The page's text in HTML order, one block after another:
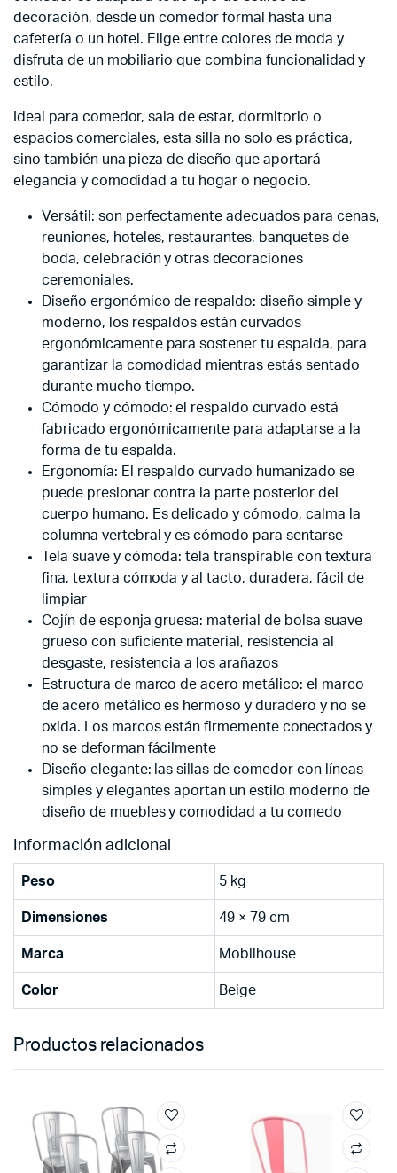
decoración, desde un comedor formal hasta una
cafetería o un hotel. Elige entre colores de moda y
disfruta de un mobiliario que combina funcionalidad y
estilo.
Ideal para comedor, sala de estar, dormitorio o
espacios comerciales, esta silla no solo es práctica,
sino también una pieza de diseño que aportará
elegancia y comodidad a tu hogar o negocio.
Versátil: son perfectamente adecuados para cenas,
reuniones, hoteles, restaurantes, banquetes de
boda, celebración y otras decoraciones
ceremoniales.
Diseño ergonómico de respaldo: diseño simple y
moderno, los respaldos están curvados
ergonómicamente para sostener tu espalda, para
garantizar la comodidad mientras estás sentado
durante mucho tiempo.
Cómodo y cómodo: el respaldo curvado está
fabricado ergonómicamente para adaptarse a la
forma de tu espalda.
Ergonomía: El respaldo curvado humanizado se
puede presionar contra la parte posterior del
cuerpo humano. Es delicado y cómodo, calma la
columna vertebral y es cómodo para sentarse
Tela suave y cómoda: tela transpirable con textura
fina, textura cómoda y al tacto, duradera, fácil de
limpiar
Cojín de esponja gruesa: material de bolsa suave
grueso con suficiente material, resistencia al
desgaste, resistencia a los arañazos
Estructura de marco de acero metálico: el marco
de acero metálico es hermoso y duradero y no se
oxida. Los marcos están firmemente conectados y
no se deforman fácilmente
Diseño elegante: las sillas de comedor con líneas
simples y elegantes aportan un estilo moderno de
diseño de muebles y comodidad a tu comedo
Información adicional
Peso 5 kg
Dimensiones 49 × 79 cm
Marca Moblihouse
Color Beige
Productos relacionados